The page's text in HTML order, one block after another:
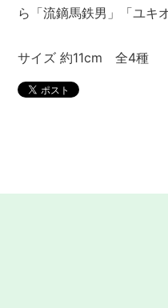
ら「流鏑馬鉄男」「ユキ
サイズ 約11cm 全4種